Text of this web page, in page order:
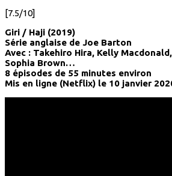
[7.5/10]
Giri / Haji (2019)
Série anglaise de Joe Barton
Avec : Takehiro Hira, Kelly
Sophia Brown…
8 épisodes de 55 minutes environ
Mis en ligne (Netflix) le 10 janvier